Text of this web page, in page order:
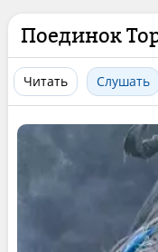
Поединок
Читать Слушать